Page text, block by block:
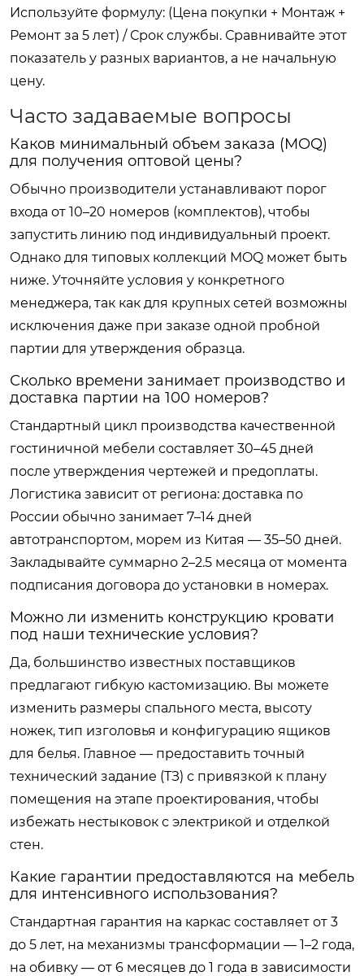
Используйте формулу: (Цена покупки + Монтаж +
Ремонт за 5 лет) / Срок службы. Сравнивайте этот
показатель у разных вариантов, а не начальную
цену.
Часто задаваемые вопросы
Каков минимальный объем заказа (MOQ)
для получения оптовой цены?
Обычно производители устанавливают порог
входа от 10–20 номеров (комплектов), чтобы
запустить линию под индивидуальный проект.
Однако для типовых коллекций MOQ может быть
ниже. Уточняйте условия у конкретного
менеджера, так как для крупных сетей возможны
исключения даже при заказе одной пробной
партии для утверждения образца.
Сколько времени занимает производство и
доставка партии на 100 номеров?
Стандартный цикл производства качественной
гостиничной мебели составляет 30–45 дней
после утверждения чертежей и предоплаты.
Логистика зависит от региона: доставка по
России обычно занимает 7–14 дней
автотранспортом, морем из Китая — 35–50 дней.
Закладывайте суммарно 2–2.5 месяца от момента
подписания договора до установки в номерах.
Можно ли изменить конструкцию кровати
под наши технические условия?
Да, большинство известных поставщиков
предлагают гибкую кастомизацию. Вы можете
изменить размеры спального места, высоту
ножек, тип изголовья и конфигурацию ящиков
для белья. Главное — предоставить точный
технический задание (ТЗ) с привязкой к плану
помещения на этапе проектирования, чтобы
избежать нестыковок с электрикой и отделкой
стен.
Какие гарантии предоставляются на мебель
для интенсивного использования?
Стандартная гарантия на каркас составляет от 3
до 5 лет, на механизмы трансформации — 1–2 года,
на обивку — от 6 месяцев до 1 года в зависимости